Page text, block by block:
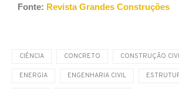
Fonte: Revista Grandes Construções
CIÊNCIA CONCRETO CONSTRUÇÃO
ENERGIA ENGENHARIA CIVIL